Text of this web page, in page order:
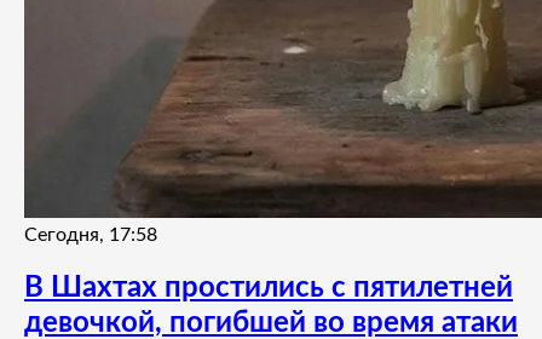
Сегодня, 17:58
В Шахтах простились с пятилетней
девочкой, погибшей во время атаки